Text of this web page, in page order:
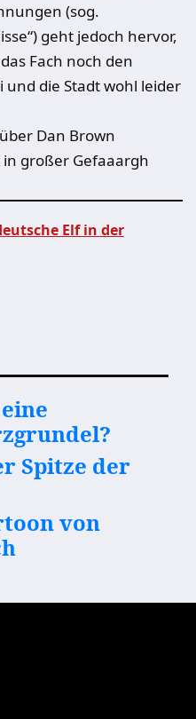
(sog.
geht jedoch hervor,
Fach noch den
und die Stadt wohl leider
Dan Brown
großer Gefaaargh
Elf in der
Spitze der
von